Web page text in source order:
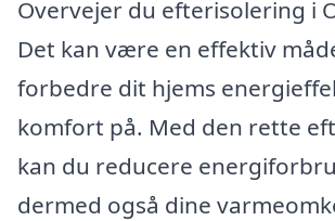
Overvejer du efterisolering i
Det kan være en effektiv
forbedre dit hjems
komfort på. Med den rette
kan du reducere
dermed også dine